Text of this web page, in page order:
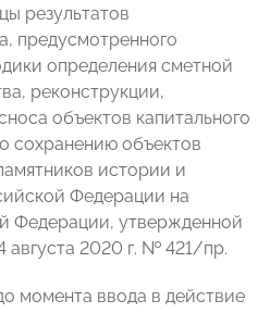
результатов
предусмотренного
определения сметной
реконструкции,
объектов капитального
сохранению объектов
истории и
Федерации на
Федерации, утвержденной
августа 2020 г. № 421/пр.
момента ввода в действие